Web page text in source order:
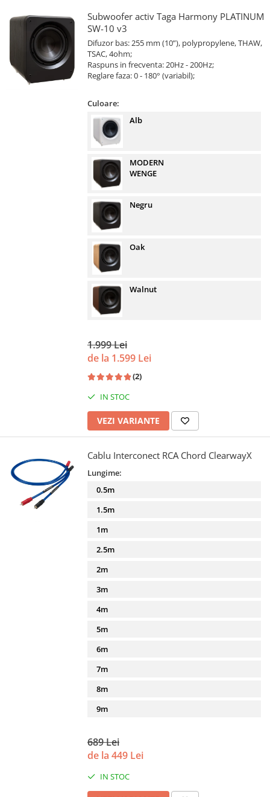
Subwoofer activ Taga Harmony PLATINUM
SW-10 v3
Difuzor bas: 255 mm (10”), polypropylene, THAW,
TSAC, 4ohm;
Raspuns in frecventa: 20Hz - 200Hz;
Reglare faza: 0 - 180° (variabil);
Culoare:
Alb
MODERN
WENGE
Negru
Oak
Walnut
1.999 Lei
de la 1.599 Lei
(2)
IN STOC
VEZI VARIANTE
Cablu Interconect RCA Chord ClearwayX
Lungime:
0.5m
1.5m
1m
2.5m
2m
3m
4m
5m
6m
7m
8m
9m
689 Lei
de la 449 Lei
IN STOC